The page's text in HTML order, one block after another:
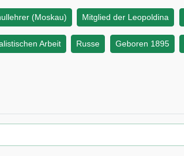
(Moskau) Mitglied der Leopoldina
Arbeit Russe Geboren 1895